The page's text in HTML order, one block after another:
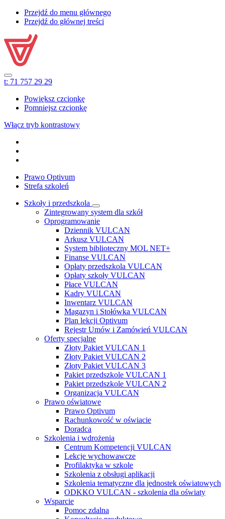
Przejdź do menu głównego
Przejdź do głównej treści
t: 71 757 29 29
Powiększ czcionkę
Pomniejsz czcionkę
Włącz tryb kontrastowy
Prawo Optivum
Strefa szkoleń
Szkoły i przedszkola
Zintegrowany system dla szkół
Oprogramowanie
Dziennik VULCAN
Arkusz VULCAN
System biblioteczny MOL NET+
Finanse VULCAN
Opłaty przedszkola VULCAN
Opłaty szkoły VULCAN
Płace VULCAN
Kadry VULCAN
Inwentarz VULCAN
Magazyn i Stołówka VULCAN
Plan lekcji Optivum
Rejestr Umów i Zamówień VULCAN
Oferty specjalne
Złoty Pakiet VULCAN 1
Złoty Pakiet VULCAN 2
Złoty Pakiet VULCAN 3
Pakiet przedszkole VULCAN 1
Pakiet przedszkole VULCAN 2
Organizacja VULCAN
Prawo oświatowe
Prawo Optivum
Rachunkowość w oświacie
Doradca
Szkolenia i wdrożenia
Centrum Kompetencji VULCAN
Lekcje wychowawcze
Profilaktyka w szkole
Szkolenia z obsługi aplikacji
Szkolenia tematyczne dla jednostek oświatowych
ODKKO VULCAN - szkolenia dla oświaty
Wsparcie
Pomoc zdalna